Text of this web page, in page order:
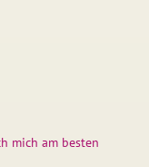
mich am besten